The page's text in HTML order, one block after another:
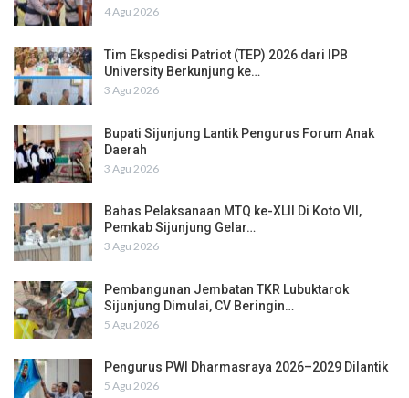
4 Agu 2026
Tim Ekspedisi Patriot (TEP) 2026 dari IPB
University Berkunjung ke…
3 Agu 2026
Bupati Sijunjung Lantik Pengurus Forum Anak
Daerah
3 Agu 2026
Bahas Pelaksanaan MTQ ke-XLII Di Koto VII,
Pemkab Sijunjung Gelar…
3 Agu 2026
Pembangunan Jembatan TKR Lubuktarok
Sijunjung Dimulai, CV Beringin…
5 Agu 2026
Pengurus PWI Dharmasraya 2026–2029 Dilantik
5 Agu 2026